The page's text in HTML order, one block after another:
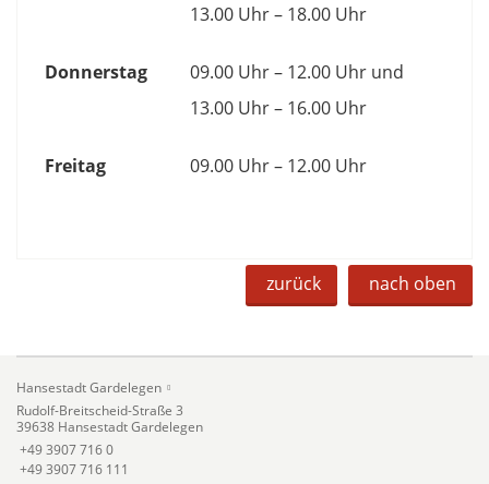
13.00 Uhr – 18.00 Uhr
Donnerstag
09.00 Uhr – 12.00 Uhr und
13.00 Uhr – 16.00 Uhr
Freitag 09.00 Uhr – 12.00 Uhr
zurück nach oben
Hansestadt Gardelegen
Rudolf-Breitscheid-Straße 3
39638 Hansestadt Gardelegen
+49 3907 716 0
+49 3907 716 111